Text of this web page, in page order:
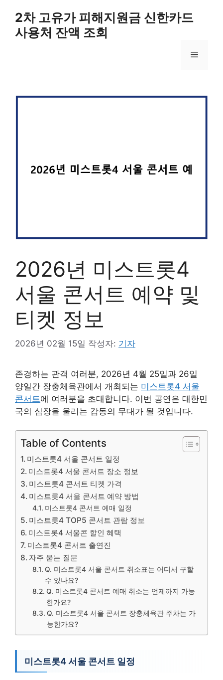
2차 고유가 피해지원금 신한카드
사용처 잔액 조회
메
2026년 미스트롯4
서울 콘서트 예약 및
티켓 정보
2026년 02월 15일 작성자: 기자
존경하는 관객 여러분, 2026년 4월 25일과 26일
양일간 장충체육관에서 개최되는 미스트롯4 서울
콘서트 에 여러분을 초대합니다. 이번 공연은 대한민
국의 심장을 울리는 감동의 무대가 될 것입니다.
Table of Contents
미스트롯4 서울 콘서트 일정
미스트롯4 서울 콘서트 장소 정보
미스트롯4 콘서트 티켓 가격
미스트롯4 서울 콘서트 예약 방법
미스트롯4 콘서트 예매 일정
미스트롯4 TOP5 콘서트 관람 정보
미스트롯4 서울콘 할인 혜택
미스트롯4 콘서트 출연진
자주 묻는 질문
Q. 미스트롯4 서울 콘서트 취소표는 어디서 구할
수 있나요?
Q. 미스트롯4 콘서트 예매 취소는 언제까지 가능
한가요?
Q. 미스트롯4 서울 콘서트 장충체육관 주차는 가
능한가요?
미스트롯4 서울 콘서트 일정